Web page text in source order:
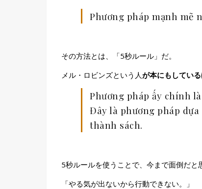
Phương pháp mạnh mẽ
その方法とは、「5秒ルール」だ。
メル・ロビンズという人が本にもしてい
Phương pháp ấy chính
Đây là phương pháp
thành sách.
5秒ルールを使うことで、今まで面倒だと
「やる気が出ないから行動できない。」